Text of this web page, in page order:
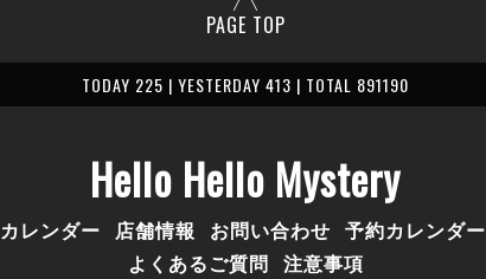
PAGE TOP
TODAY 225 | YESTERDAY 413 | TOTAL 891190
Hello Hello Mystery
カレンダー 店舗情報 お問い合わせ 予約カレンダー
よくあるご質問 注意事項